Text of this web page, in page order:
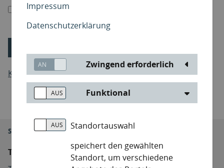
Anmeldedaten speichern
Kennwort vergessen
Impressum
Datenschutzerklärung
Zwingend erforderlich
Funktional
Standortauswahl
speichert den gewählten
Standort, um verschiedene
Sie sind hier: Start Anmelden
Themen